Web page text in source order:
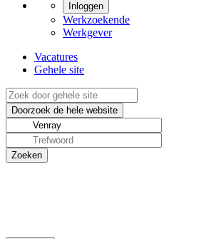
Inloggen
Werkzoekende
Werkgever
Vacatures
Gehele site